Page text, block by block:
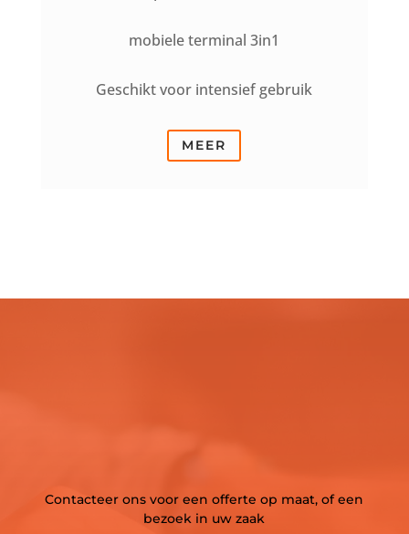
mobiele terminal 3in1
Geschikt voor intensief gebruik
MEER
Contacteer ons voor een offerte op maat, of een
bezoek in uw zaak